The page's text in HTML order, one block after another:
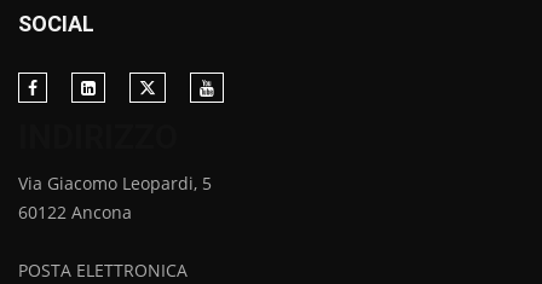
SOCIAL
Via Giacomo Leopardi, 5
60122 Ancona
POSTA ELETTRONICA